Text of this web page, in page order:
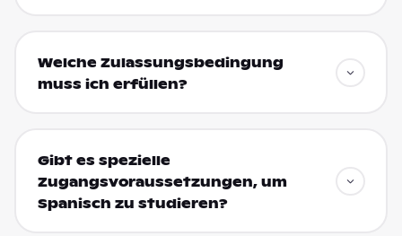
Welche Zulassungsbedingung
muss ich erfüllen?
Gibt es spezielle
Zugangsvoraussetzungen, um
Spanisch zu studieren?